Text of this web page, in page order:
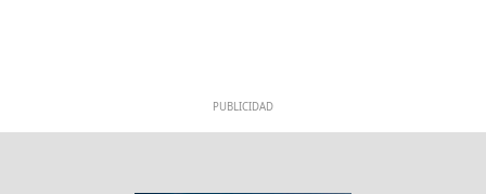
PUBLICIDAD